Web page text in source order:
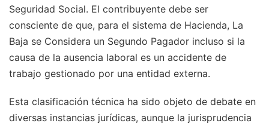
Seguridad Social. El contribuyente debe ser
consciente de que, para el sistema de Hacienda, La
Baja se Considera un Segundo Pagador incluso si la
causa de la ausencia laboral es un accidente de
trabajo gestionado por una entidad externa.
Esta clasificación técnica ha sido objeto de debate en
diversas instancias jurídicas, aunque la jurisprudencia